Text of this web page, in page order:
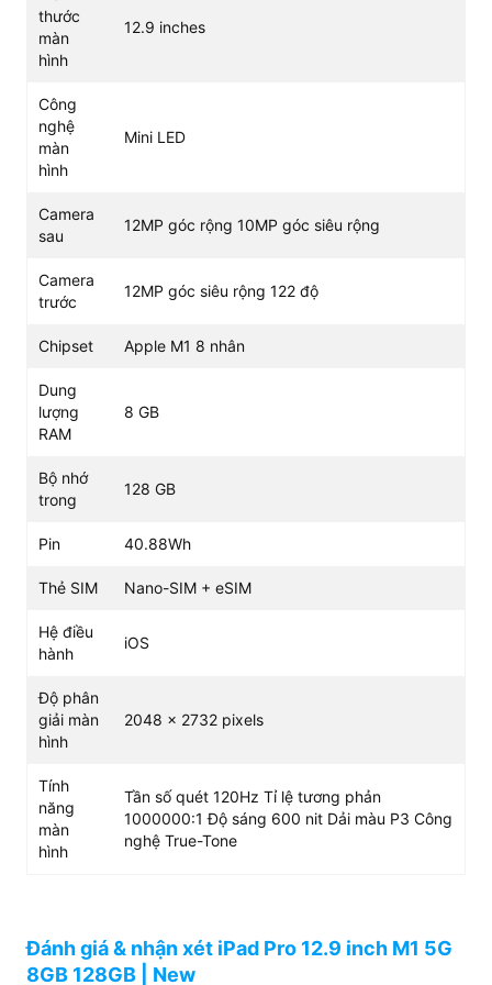
Màn hình của chiếc iPad thế hệ mới này là màn hình
Liquid Retina XDR mini-LED LCD cùng tỉ lệ tương phản
mỏng để mở rộng thêm không gian hiển thị, giúp trải
nghiệm thị giác tốt hơn.
thước
màn
hình
12.9 inches
Công
nghệ
màn
hình
Mini LED
Camera
sau
12MP góc rộng 10MP góc siêu rộng
Camera
trước
12MP góc siêu rộng 122 độ
Chipset Apple M1 8 nhân
Dung
lượng
RAM
8 GB
Bộ nhớ
trong
128 GB
Pin 40.88Wh
Thẻ SIM Nano-SIM + eSIM
Hệ điều
hành
iOS
Độ phân
giải màn
hình
2048 x 2732 pixels
Tính
năng
màn
hình
Tần số quét 120Hz Tỉ lệ tương phản
1000000:1 Độ sáng 600 nit Dải màu P3 Công
nghệ True-Tone
Đánh giá & nhận xét iPad Pro 12.9 inch M1 5G
8GB 128GB | New